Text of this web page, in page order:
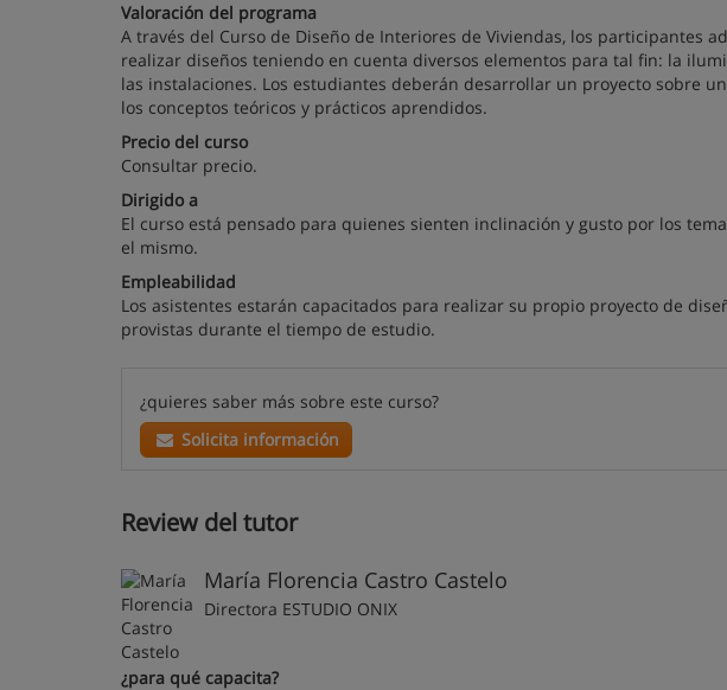
Valoración del programa
A través del Curso de Diseño de Interiores de Viviendas, los participantes
realizar diseños teniendo en cuenta diversos elementos para tal fin: la
las instalaciones. Los estudiantes deberán desarrollar un proyecto sobre
los conceptos teóricos y prácticos aprendidos.
Precio del curso
Consultar precio.
Dirigido a
El curso está pensado para quienes sienten inclinación y gusto por los
el mismo.
Empleabilidad
Los asistentes estarán capacitados para realizar su propio proyecto de
provistas durante el tiempo de estudio.
¿quieres saber más sobre este curso?
Solicita información
Review del tutor
María Florencia Castro Castelo
Directora ESTUDIO ONIX
¿para qué capacita?